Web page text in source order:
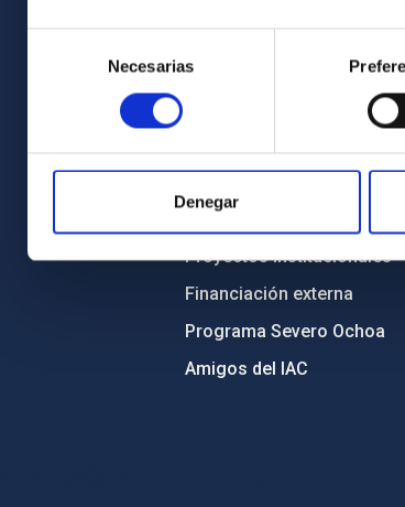
consentimiento
Necesarias
Denegar
Legislación
Transparencia
Código ético y política
Medio Ambiente y
Proyectos institucionales
Financiación externa
Programa Severo Ochoa
Amigos del IAC